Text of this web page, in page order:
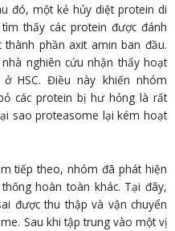
đó, một kẻ hủy diệt protein di
thấy các protein được đánh
phần axit amin ban đầu.
nghiên cứu nhận thấy hoạt
HSC. Điều này khiến nhóm
các protein bị hư hỏng là rất
sao proteasome lại kém hoạt
tiếp theo, nhóm đã phát hiện
hoàn toàn khác. Tại đây,
được thu thập và vận chuyển
Sau khi tập trung vào một vị